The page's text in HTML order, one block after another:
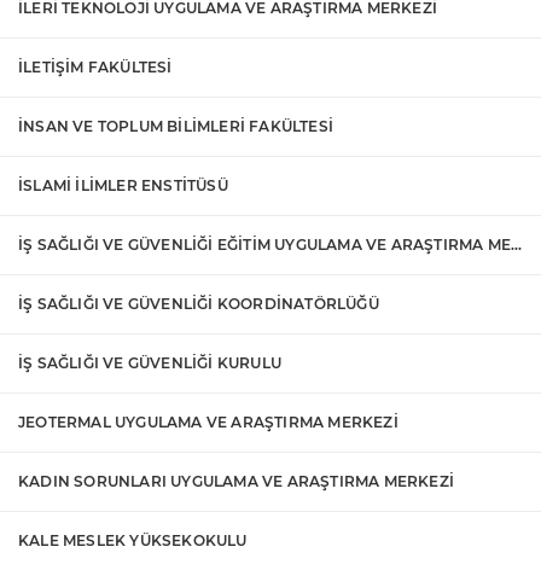
İLERİ TEKNOLOJİ UYGULAMA VE ARAŞTIRMA MERKEZİ
İLETİŞİM FAKÜLTESİ
İNSAN VE TOPLUM BİLİMLERİ FAKÜLTESİ
İSLAMİ İLİMLER ENSTİTÜSÜ
İŞ SAĞLIĞI VE GÜVENLİĞİ EĞİTİM UYGULAMA VE ARAŞTIRMA MERKEZİ
İŞ SAĞLIĞI VE GÜVENLİĞİ KOORDİNATÖRLÜĞÜ
İŞ SAĞLIĞI VE GÜVENLİĞİ KURULU
JEOTERMAL UYGULAMA VE ARAŞTIRMA MERKEZİ
KADIN SORUNLARI UYGULAMA VE ARAŞTIRMA MERKEZİ
KALE MESLEK YÜKSEKOKULU